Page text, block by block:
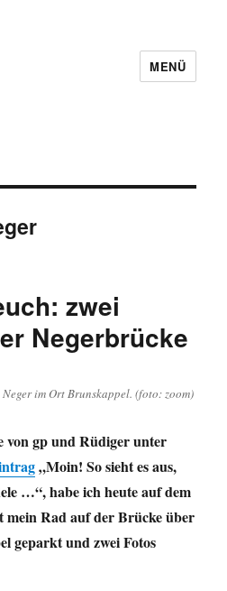
MENÜ
zwei
Negerbrücke
im Ort Brunskappel. (foto: zoom)
von gp und Rüdiger unter
„Moin! So sieht es aus,
…“, habe ich heute auf dem
mein Rad auf der Brücke über
geparkt und zwei Fotos